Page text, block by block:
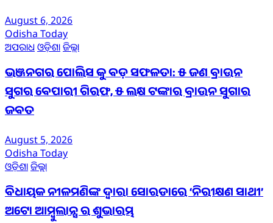
August 6, 2026
Odisha Today
ଅପରାଧ ଓଡ଼ିଶାଜିଲ୍ଲା
ଭଞ୍ଜନଗର ପୋଲିସ କୁ ବଡ଼ ସଫଳତା: ୫ ଜଣ ବ୍ରାଉନ
ସୁଗର ବେପାରୀ ଗିରଫ, ୫ ଲକ୍ଷ ଟଙ୍କାର ବ୍ରାଉନ ସୁଗାର
ଜବତ
August 5, 2026
Odisha Today
ଓଡ଼ିଶାଜିଲ୍ଲା
ବିଧାୟକ ନୀଳମଣିଙ୍କ ଦ୍ବାରା ସୋରଡାରେ ‘ନିରୀକ୍ଷଣ ସାଥୀ’
ଅଟୋ ଆମ୍ବୁଲାନ୍ସ ର ଶୁଭାରମ୍ଭ